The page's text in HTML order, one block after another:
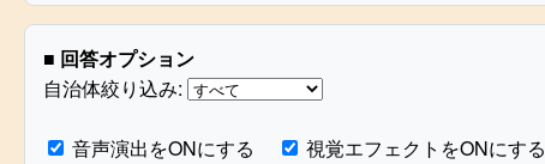
■ 回答オプション
自治体絞り込み:
音声演出をONにする 視覚エフェクトをONにする